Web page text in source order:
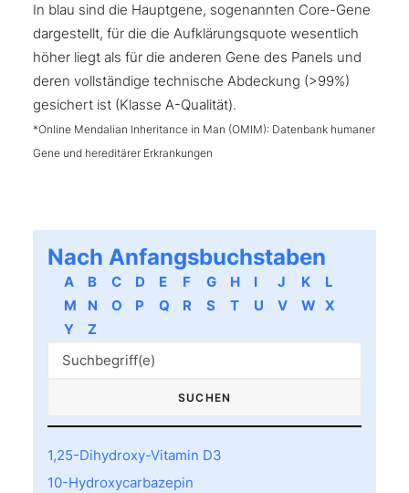
In blau sind die Hauptgene, sogenannten Core-Gene
dargestellt, für die die Aufklärungsquote wesentlich
höher liegt als für die anderen Gene des Panels und
deren vollständige technische Abdeckung (>99%)
gesichert ist (Klasse A-Qualität).
*Online Mendalian Inheritance in Man (OMIM): Datenbank humaner
Gene und hereditärer Erkrankungen
Nach Anfangsbuchstaben
A B C D E F G H I J K
L
M
N O P Q R S T U V W X
Y
Z
1,25-Dihydroxy-Vitamin D3
10-Hydroxycarbazepin